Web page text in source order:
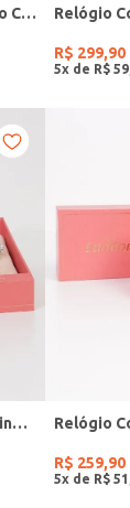
Kit Relógio + Acessório Condor Feminino DOURADO
R$ 299,90
5x de R$ 59
Relógio Condor Feminino PRATA
R$ 259,90
5x de R$ 51